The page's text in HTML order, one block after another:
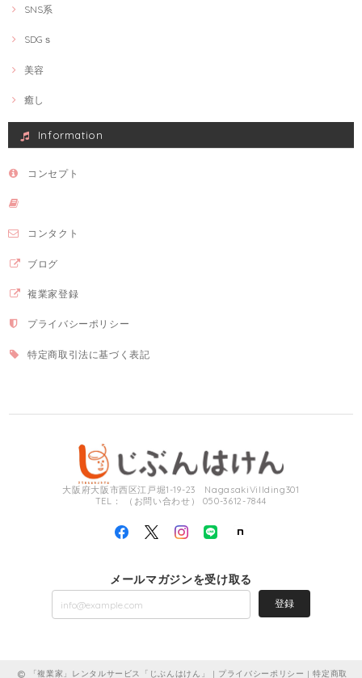
SNS系
SDGｓ
美容
癒し
Information
コンセプト
コンタクト
ブログ
複業家登録
プライバシーポリシー
特定商取引法に基づく表記
大阪府大阪市西区江戸堀1-19-23 NagasakiVillding301
TEL： （お問い合わせ） 050-3612-7844
メールマガジンを受け取る
登録
「複業家」レンタルサービス「じぶんはけん」 | プライバシーポリシー |特定商取